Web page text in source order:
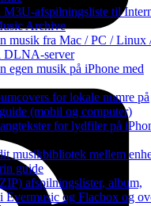
M3U-afspilningsliste til
Archive
musik fra Mac / PC /
DLNA-server
egen musik på iPhone med
for lokale numre på
(mobil og computer)
for lydfiler på
musikbibliotek mellem
guide
afspilningslister, album,
Evermusic og Flacbox og